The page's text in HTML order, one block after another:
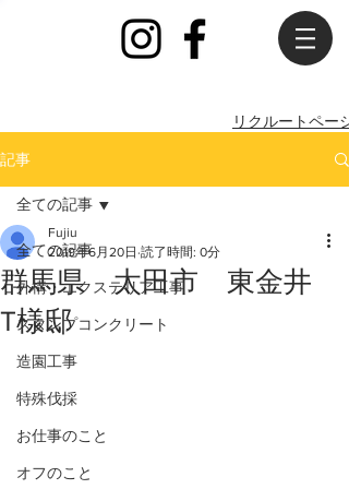
​リクルートページ
記事
全ての記事
外構・エクステリア工事
スタンプコンクリート
造園工事
特殊伐採
お仕事のこと
オフのこと
全ての記事
群馬県 太田市 東金井
T様邸
Fujiu
2019年6月20日 読了時間: 0分